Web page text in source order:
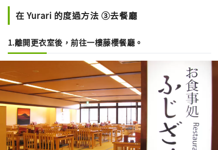
在 Yurari 的度過方法 ③去餐廳
1.離開更衣室後，前往一樓藤櫻餐廳。